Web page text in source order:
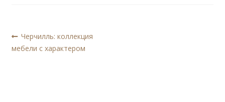
Навигация
по
Предыдущая
запись:
Черчилль: коллекция
мебели с характером